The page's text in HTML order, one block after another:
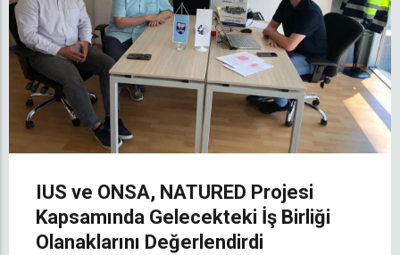
IUS ve ONSA, NATURED Projesi
Kapsamında Gelecekteki İş Birliği
Olanaklarını Değerlendirdi